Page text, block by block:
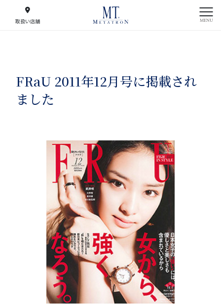
取扱い店舗 MENU
FRaU 2011年12月号に掲載され
ました